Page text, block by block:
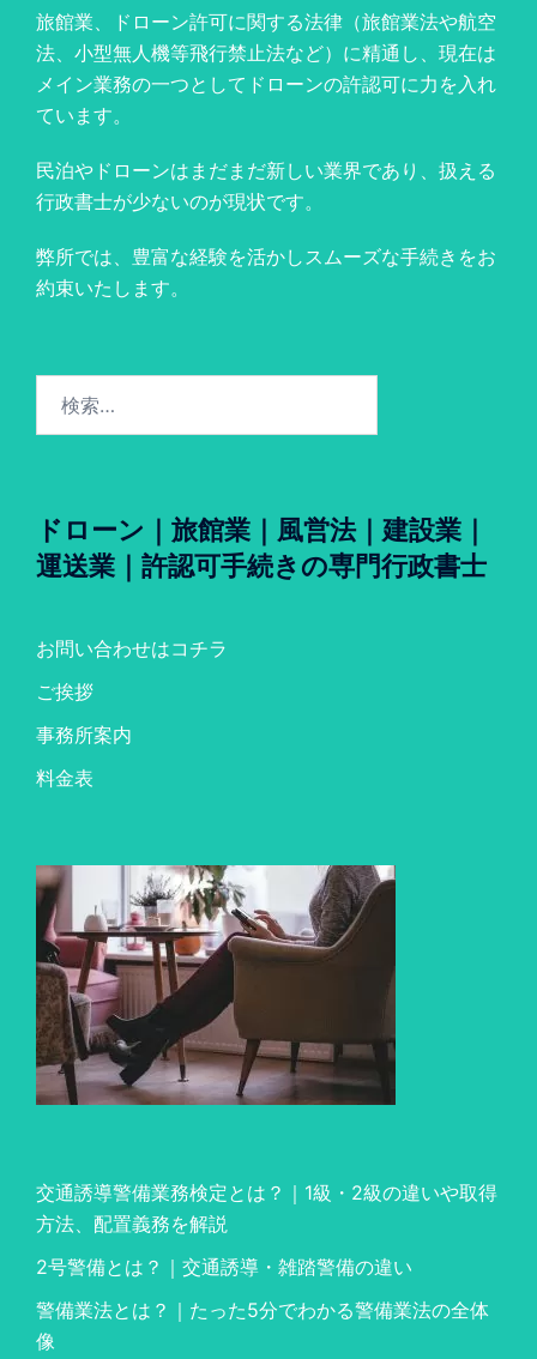
旅館業、ドローン許可に関する法律（旅館業法や航空
法、小型無人機等飛行禁止法など）に精通し、現在は
メイン業務の一つとしてドローンの許認可に力を入れ
ています。
民泊やドローンはまだまだ新しい業界であり、扱える
行政書士が少ないのが現状です。
弊所では、豊富な経験を活かしスムーズな手続きをお
約束いたします。
ドローン｜旅館業｜風営法｜建設業｜
運送業｜許認可手続きの専門行政書士
お問い合わせはコチラ
ご挨拶
事務所案内
料金表
交通誘導警備業務検定とは？｜1級・2級の違いや取得
方法、配置義務を解説
2号警備とは？｜交通誘導・雑踏警備の違い
警備業法とは？｜たった5分でわかる警備業法の全体
像